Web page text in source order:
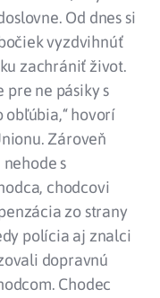
Od dnes si
vyzdvihnúť
zachrániť život.
ne pásiky s
hovorí
Zároveň
s
chodcovi
zo strany
polícia aj znalci
dopravnú
Chodec